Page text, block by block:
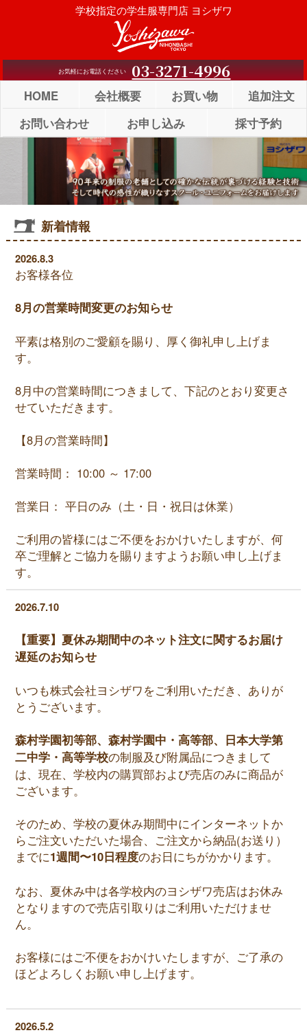
学校指定の学生服専門店 ヨシザワ
お気軽にお電話ください 03-3271-4996
HOME 会社概要 お買い物
追加注文
お問い合わせ
お申し込み 採寸予約
新着情報
2026.8.3
お客様各位
8月の営業時間変更のお知らせ
平素は格別のご愛顧を賜り、厚く御礼申し上げま
す。
8月中の営業時間につきまして、下記のとおり変更さ
せていただきます。
【8月の営業時間】
営業時間： 10:00 ～ 17:00
営業日： 平日のみ（土・日・祝日は休業）
ご利用の皆様にはご不便をおかけいたしますが、何
卒ご理解とご協力を賜りますようお願い申し上げま
す。
2026.7.10
【重要】夏休み期間中のネット注文に関するお届け
遅延のお知らせ
いつも株式会社ヨシザワをご利用いただき、ありが
とうございます。
森村学園初等部、森村学園中・高等部、日本大学第
二中学・高等学校の制服及び附属品につきまして
は、現在、学校内の購買部および売店のみに商品が
ございます。
そのため、学校の夏休み期間中にインターネットか
らご注文いただいた場合、ご注文から納品(お送り）
までに1週間〜10日程度のお日にちがかかります。
なお、夏休み中は各学校内のヨシザワ売店はお休み
となりますので売店引取りはご利用いただけませ
ん。
お客様にはご不便をおかけいたしますが、ご了承の
ほどよろしくお願い申し上げます。
2026.5.2